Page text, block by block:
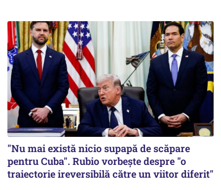
"Nu mai există nicio supapă de scăpare
pentru Cuba". Rubio vorbește despre "o
traiectorie ireversibilă către un viitor diferit"